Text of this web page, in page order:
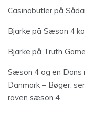
Casinobutler på
Bjarke på Sæson 4
Bjarke på Truth
Sæson 4 og en Dans
Danmark – Bøger,
raven sæson 4